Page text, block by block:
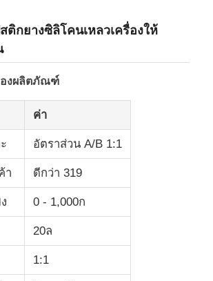
กยางซิลิโคนเหลวเครื่องให้
องผลิตภัณฑ์
ค่า
อัตราส่วน A/B 1:1
า ดีกว่า 319
0 - 1,000ก
20ล
1:1